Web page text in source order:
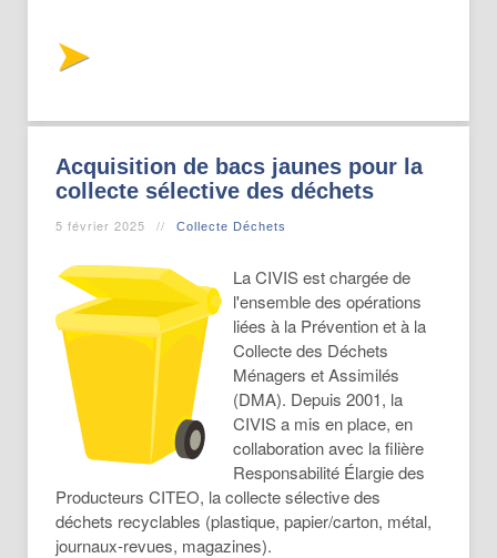
Acquisition de bacs jaunes pour la
collecte sélective des déchets
5 février 2025 Collecte Déchets
La CIVIS est chargée de
l'ensemble des opérations
liées à la Prévention et à la
Collecte des Déchets
Ménagers et Assimilés
(DMA). Depuis 2001, la
CIVIS a mis en place, en
collaboration avec la filière
Responsabilité Élargie des
Producteurs CITEO, la collecte sélective des
déchets recyclables (plastique, papier/carton, métal,
journaux-revues, magazines).